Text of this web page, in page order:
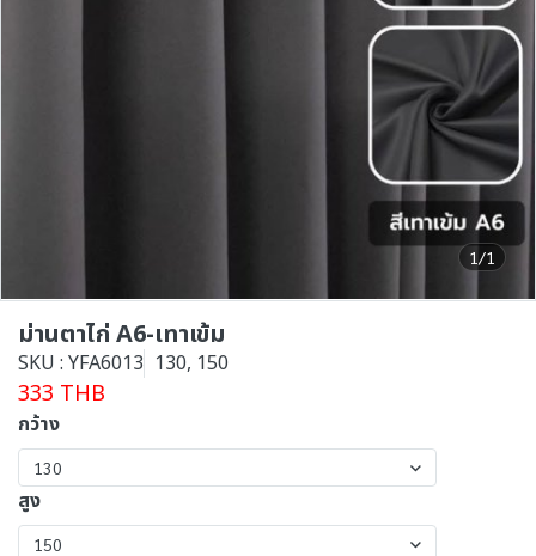
1/1
ม่านตาไก่ A6-เทาเข้ม
SKU : YFA6013 130, 150
333 THB
กว้าง
130
สูง
150